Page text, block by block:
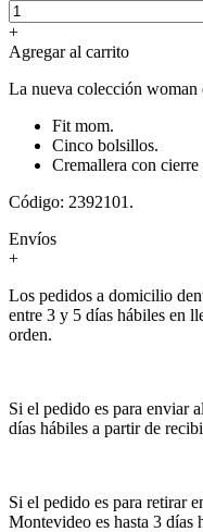
+
Agregar al carrito
La nueva colección woman
Fit mom.
Cinco bolsillos.
Cremallera con
Código: 2392101.
Envíos
+
Los pedidos a domicilio
entre 3 y 5 días hábiles en
orden.
Si el pedido es para enviar
días hábiles a partir de
Si el pedido es para retirar
Montevideo es hasta 3 días